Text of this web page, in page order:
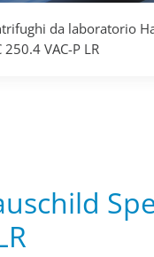
da laboratorio
VAC-P LR